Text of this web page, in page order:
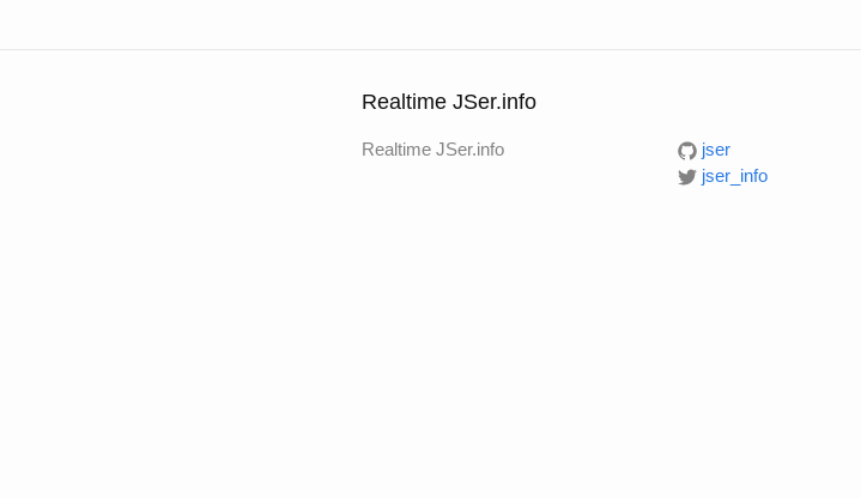
Realtime JSer.info
Realtime JSer.info
jser
jser_info